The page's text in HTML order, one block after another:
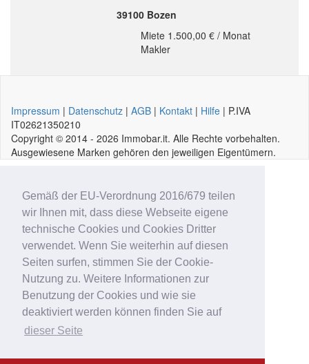
Gemäß der EU-Verordnung 2016/679 teilen
wir Ihnen mit, dass diese Webseite eigene
technische Cookies und Cookies Dritter
verwendet. Wenn Sie weiterhin auf diesen
Seiten surfen, stimmen Sie der Cookie-
Nutzung zu. Weitere Informationen zur
Benutzung der Cookies und wie sie
deaktiviert werden können finden Sie auf
dieser Seite
39100 Bozen
Miete 1.500,00 € / Monat
Makler
Impressum | Datenschutz | AGB | Kontakt | Hilfe | P.IVA
IT02621350210
Copyright © 2014 - 2026 Immobar.it. Alle Rechte vorbehalten.
Ausgewiesene Marken gehören den jeweiligen Eigentümern.